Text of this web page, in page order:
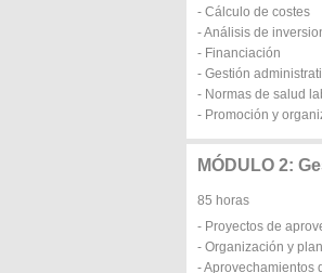
- Cálculo de costes
- Análisis de
- Financiación
- Gestión
- Normas de salud
- Promoción y
MÓDULO 2:
85 horas
- Proyectos de
- Organización y
- Aprovechamientos